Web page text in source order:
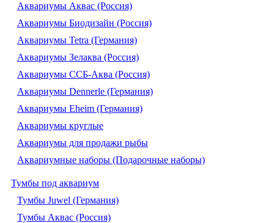
Аквариумы Аквас (Россия)
Аквариумы Биодизайн (Россия)
Аквариумы Tetra (Германия)
Аквариумы Зелаква (Россия)
Аквариумы ССБ-Аква (Россия)
Аквариумы Dennerle (Германия)
Аквариумы Eheim (Германия)
Аквариумы круглые
Аквариумы для продажи рыбы
Аквариумные наборы (Подарочные наборы)
Тумбы под аквариум
Тумбы Juwel (Германия)
Тумбы Аквас (Россия)